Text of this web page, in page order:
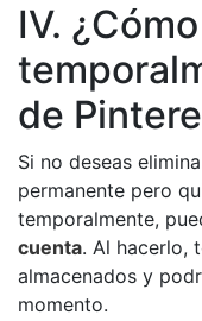
IV.
de
Si no deseas
permanente pero
temporalmente,
cuenta. Al hacerlo,
almacenados y
momento.